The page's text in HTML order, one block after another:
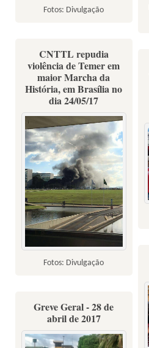
Fotos: Divulgação
CNTTL repudia
violência de Temer em
maior Marcha da
História, em Brasília no
dia 24/05/17
Fotos: Divulgação
Greve Geral - 28 de
abril de 2017